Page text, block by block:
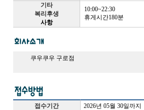
기타
복리후생
사항
10:00~22:30
휴게시간180분
쿠우쿠우 구로점
접수기간 2026년 05월 30일까지